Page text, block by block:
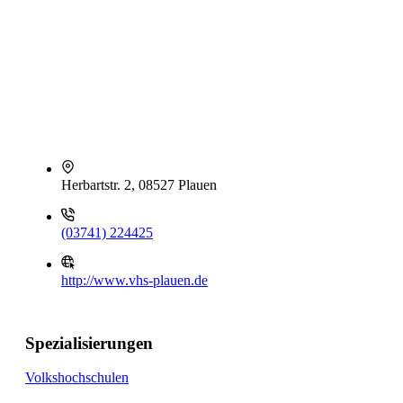
Herbartstr. 2, 08527 Plauen
(03741) 224425
http://www.vhs-plauen.de
Spezialisierungen
Volkshochschulen